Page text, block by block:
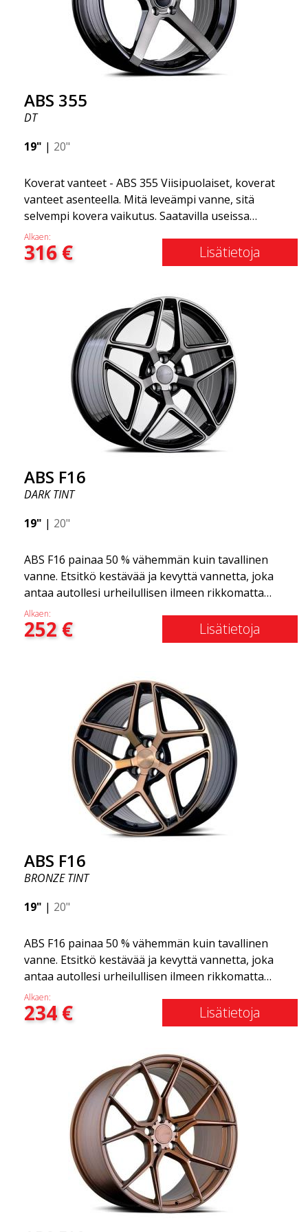
ajokokemus on sujuvampi. Se on kuin vanteiden
ABS 355
DT
19" | 20"
Koverat vanteet - ABS 355 Viisipuolaiset, koverat
vanteet asenteella. Mitä leveämpi vanne, sitä
selvempi kovera vaikutus. Saatavilla useissa
väriyhdistelmissä: Musta kiillotetuilla puolilla, Täysin
hopea tai Mattaharmaa. Yhteensopiva useimpien
markkinoilla olevien automerkkien kanssa. Valitset
erittäin korkealaatuinen ja erittäin kestävä. Mikä on
tehnyt ABS355:stä niin suositun Ruotsissa? Malli on
erittäin kovera, muoto on urheilullinen ja design on
tyylikäs. Tämä vanne malli on tehnyt itselleen nimen
vanteiden markkinoilla fantastisen ja ainutlaatuisen
suunnittelunsa ansiosta. ABS355:llä teet tavallisesta
autosta tyylikkäämmän. ABS355-vanteet jakaa
yksinoikeudella ABS Wheels.
Alkaen:
316€ Lisätietoja
ABS F16
DARK TINT
19" | 20"
ABS F16 painaa 50 % vähemmän kuin tavallinen
vanne. Etsitkö kestävää ja kevyttä vannetta, joka
antaa autollesi urheilullisen ilmeen rikkomatta
pankkia? ABS F16 on oma yrityksemme tarjota
laatutietoisille asiakkaille vanne, joka hyötyy
uusimmista materiaalien ja tuotannon
todellakin eturintamassa!
Alkaen:
252€ Lisätietoja
ABS F16
BRONZE TINT
19" | 20"
ABS F16 painaa 50 % vähemmän kuin tavallinen
vanne. Etsitkö kestävää ja kevyttä vannetta, joka
antaa autollesi urheilullisen ilmeen rikkomatta
pankkia? ABS F16 on oma yrityksemme tarjota
laatutietoisille asiakkaille vanne, joka hyötyy
uusimmista materiaalien ja tuotannon
jossa kehitys etenee nopeasti, ja ABS F16 on
todellakin eturintamassa!
Alkaen:
234€ Lisätietoja